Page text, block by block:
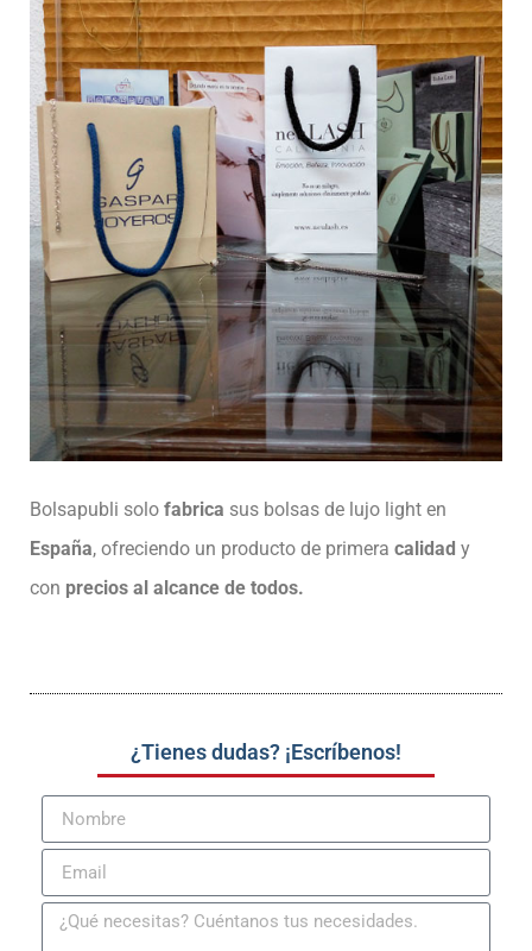
Bolsapubli solo fabrica sus bolsas de lujo light en
España, ofreciendo un producto de primera calidad y
con precios al alcance de todos.
¿Tienes dudas? ¡Escríbenos!